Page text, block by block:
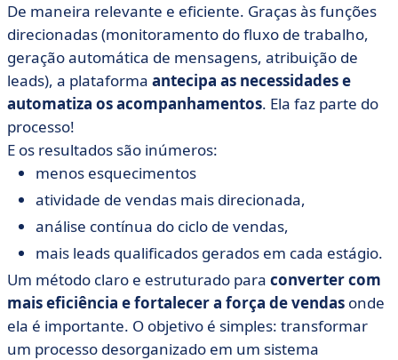
De maneira relevante e eficiente. Graças às funções
direcionadas (monitoramento do fluxo de trabalho,
geração automática de mensagens, atribuição de
leads), a plataforma antecipa as necessidades e
automatiza os acompanhamentos. Ela faz parte do
processo!
E os resultados são inúmeros:
menos esquecimentos
atividade de vendas mais direcionada,
análise contínua do ciclo de vendas,
mais leads qualificados gerados em cada estágio.
Um método claro e estruturado para converter com
mais eficiência e fortalecer a força de vendas onde
ela é importante. O objetivo é simples: transformar
um processo desorganizado em um sistema